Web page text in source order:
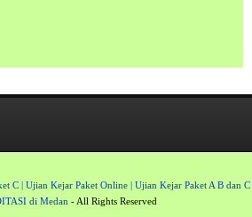
C | Ujian Kejar Paket Online | Ujian Kejar Paket A B dan C
di Medan - All Rights Reserved